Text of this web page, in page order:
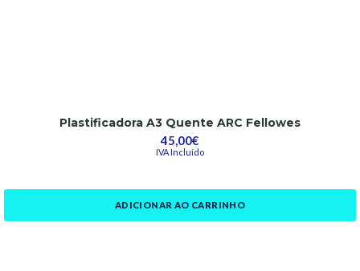
Plastificadora A3 Quente ARC Fellowes
45,00€
IVA Incluído
ADICIONAR AO CARRINHO